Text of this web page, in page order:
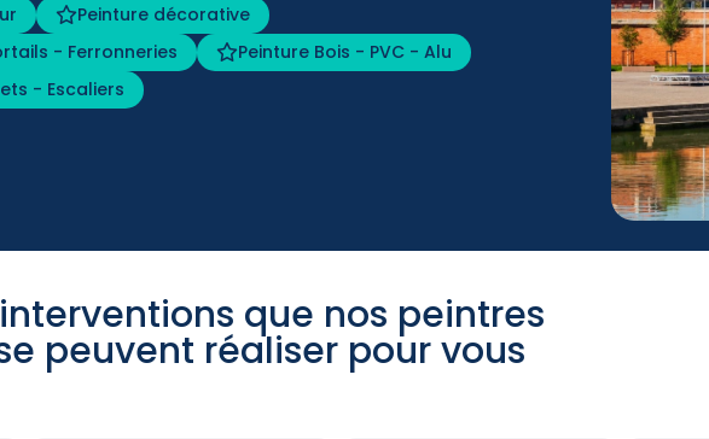
Peinture décorative
- Ferronneries
Peinture Bois - PVC - Alu
- Escaliers
que nos peintres
peuvent réaliser pour vous